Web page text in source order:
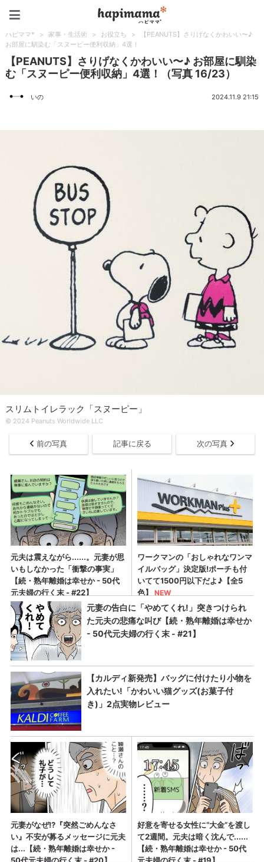
ハピママ* > 家事・生活術 > お役立ち >
【PEANUTS】さりげなくかわいい〜♪
お部屋に馴染む「スヌーピー便利収納」4選！
【PEANUTS】さりげなくかわいい〜♪ お部屋に馴染
む「スヌーピー便利収納」4選！（写真 16/23）
いの 2024.11.9 21:15
スリムトイレラック「スヌーピー」
© 2024 Peanuts Worldwide LLC
前の写真 記事に戻る 次の写真